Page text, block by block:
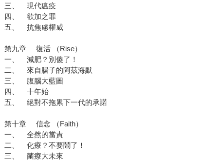
三、 現代瘟疫
四、 欲加之罪
五、 抗焦慮權威
第九章 復活 （Rise）
一、 減肥？別傻了！
二、 來自腸子的阿茲海默
三、 腹腦大藍圖
四、 十年始
五、 絕對不拖累下一代的承諾
第十章 信念 （Faith）
一、 全然的當責
二、 化療？不要鬧了！
三、 菌療大未來